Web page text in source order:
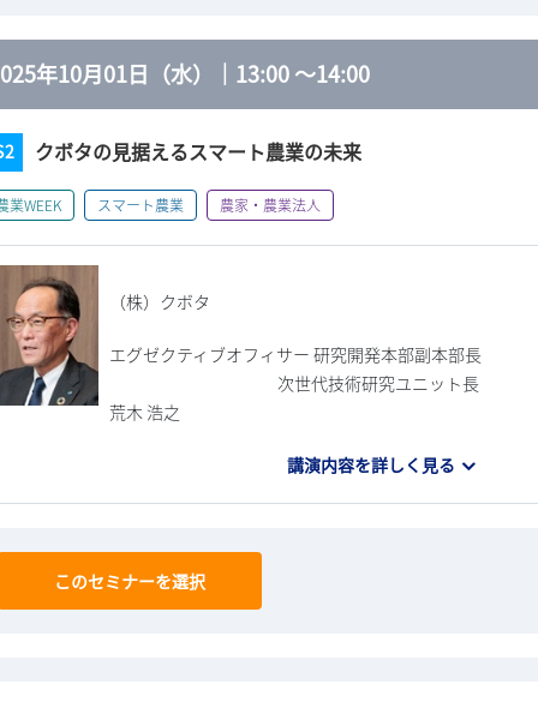
年10月01日（水） ｜ 13:00 ～14:00
クボタの見据えるスマート農業の未来
WEEK スマート農業 農家・農業法人
（株）クボタ
エグゼクティブオフィサー 研究開発本部副本部長
次世代技術研究ユニット長
荒木 浩之
講演内容を詳しく見る
このセミナーを選択